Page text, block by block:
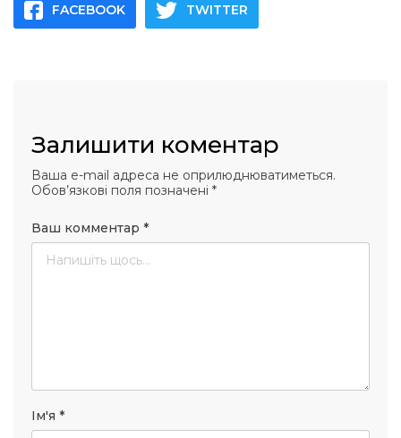
FACEBOOK TWITTER
Залишити коментар
Ваша e-mail адреса не оприлюднюватиметься.
Обов’язкові поля позначені *
Ваш комментар *
Ім'я *